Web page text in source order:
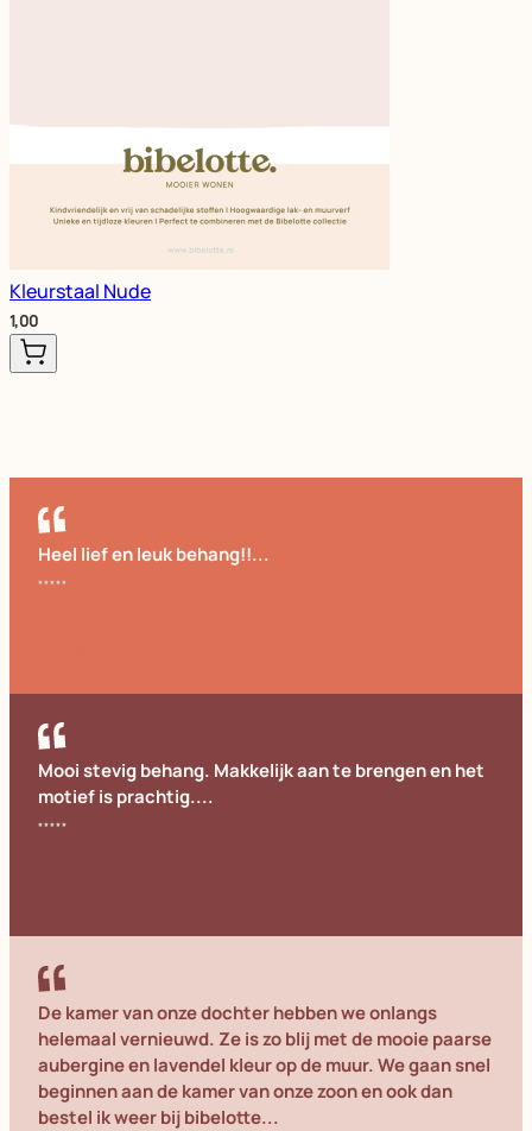
Kleurstaal Nude
1,00
Heel lief en leuk behang!!...
Mooi stevig behang. Makkelijk aan te brengen en het
motief is prachtig....
De kamer van onze dochter hebben we onlangs
helemaal vernieuwd. Ze is zo blij met de mooie paarse
aubergine en lavendel kleur op de muur. We gaan snel
beginnen aan de kamer van onze zoon en ook dan
bestel ik weer bij bibelotte...